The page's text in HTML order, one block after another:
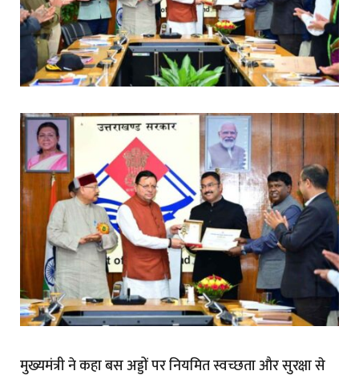
मुख्यमंत्री ने कहा बस अड्डों पर नियमित स्वच्छता और सुरक्षा से